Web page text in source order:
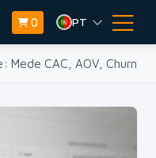
0 PT
Mede CAC, AOV, Churn